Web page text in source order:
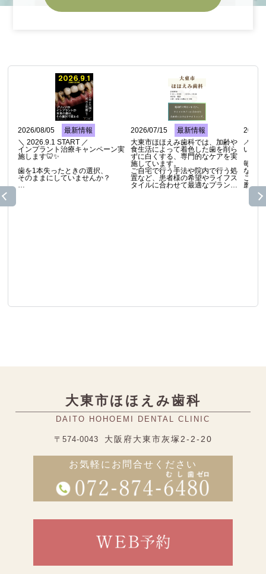
2026/08/05
最新情報
＼ 2026.9.1 START ／
インプラント治療キャンペーン実
施します🦷✨
歯を1本失ったときの選択、
そのままにしていませんか？
📅 期間：2026年9月1日〜
2026/07/15
最新情報
大東市ほほえみ歯科では、加齢や
食生活によって着色した歯を削ら
ずに白くする、専門的なケアを実
施しています。
ご自宅で行う手法や院内で行う処
置など、患者様の希望やライフス
タイルに合わせて最適なプランを
2026/
🪥💡
いま
毎日
な歯
ご自
磨き
変わ
✔ 硬
ルケア
大東市ほほえみ歯科
DAITO HOHOEMI DENTAL CLINIC
〒574-0043 大阪府大東市灰塚2-2-20
お気軽にお問合せください